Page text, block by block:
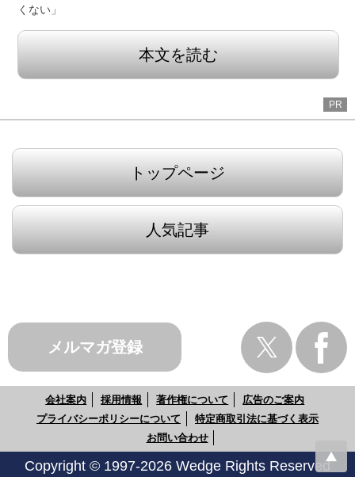
くない」
本文を読む
PR
トップページ
人気記事
メルマガ登録
会社案内 採用情報 著作権について
広告のご案内
プライバシーポリシーについて
特定商取引法に基づく表示
お問い合わせ
Copyright © 1997-2026 Wedge Rights Reserved